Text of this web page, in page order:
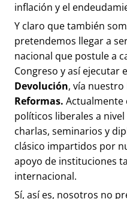
inflación y el
Y claro que también
pretendemos llegar a
nacional que postule a
Congreso y así ejecutar
Devolución, vía nuestro
Reformas. Actualmente
políticos liberales a
charlas, seminarios y
clásico impartidos por
apoyo de instituciones
internacional.
Sí, así es, nosotros no